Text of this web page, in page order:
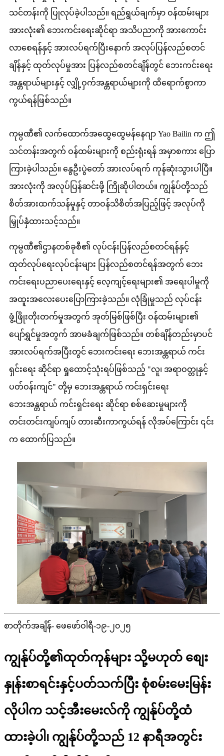
သင်တန်းကို ပြုလုပ်ခဲ့ပါသည်။ ရည်ရွယ်ချက်မှာ ဝန်ထမ်းများ
အားလုံး၏ ဘေးကင်းရေးဆိုင်ရာ အသိပညာကို အားကောင်း
လာစေရန်နှင့် အားလပ်ရက်ပြီးနောက် အလုပ်ပြန်လည်စတင်
ချိန်နှင့် ထုတ်လုပ်မှုအား ပြန်လည်စတင်ချိန်တွင် ဘေးကင်းရေး
အန္တရာယ်များနှင့် လျှို့ဝှက်အန္တရာယ်များကို ထိရောက်စွာကာ
ကွယ်ရန်ဖြစ်သည်။
ကုမ္ပဏီ၏ လက်ထောက်အထွေထွေမန်နေဂျာ Yao Bailin က ဤ
သင်တန်းအတွက် ဝန်ထမ်းများကို စည်းရုံးရန် အမှာစကား ပြော
ကြားခဲ့ပါသည်။ နွေဦးပွဲတော် အားလပ်ရက် ကုန်ဆုံးသွားပါပြီ။
အားလုံးကို အလုပ်ပြန်ဆင်းဖို့ ကြိုဆိုပါတယ်။ ကျွန်ုပ်တို့သည်
စိတ်အားထက်သန်မှုနှင့် တာဝန်သိစိတ်အပြည့်ဖြင့် အလုပ်ကို
မြှုပ်နှံထားသင့်သည်။
ကုမ္ပဏီ၏ဌာနတစ်ခုစီ၏ လုပ်ငန်းပြန်လည်စတင်ရန်နှင့်
ထုတ်လုပ်ရေးလုပ်ငန်းများ ပြန်လည်စတင်ရန်အတွက် ဘေး
ကင်းရေးပညာပေးရေးနှင့် လေ့ကျင့်ရေးများ၏ အရေးပါမှုကို
အထူးအလေးပေးပြောကြားခဲ့သည်။ လုံခြုံမှုသည် လုပ်ငန်း
ဖွံ့ဖြိုးတိုးတက်မှုအတွက် အုတ်မြစ်ဖြစ်ပြီး ဝန်ထမ်းများ၏
ပျော်ရွှင်မှုအတွက် အာမခံချက်ဖြစ်သည်။ တစ်ချိန်တည်းမှာပင်
အားလပ်ရက်အပြီးတွင် ဘေးကင်းရေး ဘေးအန္တရာယ် ကင်း
ရှင်းရေး ဆိုင်ရာ ရှုထောင့်သုံးရပ်ဖြစ်သည့် "လူ၊ အရာဝတ္တုနှင့်
ပတ်ဝန်းကျင်" တို့မှ ဘေးအန္တရာယ် ကင်းရှင်းရေး
ဘေးအန္တရာယ် ကင်းရှင်းရေး ဆိုင်ရာ စစ်ဆေးမှုများကို
တင်းတင်းကျပ်ကျပ် တားဆီးကာကွယ်ရန် လိုအပ်ကြောင်း ၎င်း
က ထောက်ပြသည်။
စာတိုက်အချိန်- ဖေဖော်ဝါရီ-၁၉-၂၀၂၅
ကျွန်ုပ်တို့၏ထုတ်ကုန်များ သို့မဟုတ် စျေး
နှုန်းစာရင်းနှင့်ပတ်သက်ပြီး စုံစမ်းမေးမြန်း
လိုပါက သင့်အီးမေးလ်ကို ကျွန်ုပ်တို့ထံ
ထားခဲ့ပါ၊ ကျွန်ုပ်တို့သည် 12 နာရီအတွင်း